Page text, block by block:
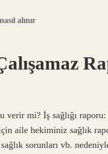
alınır
verir mi? İş sağlığı
aile hekiminiz sağlık
sorunları vb.